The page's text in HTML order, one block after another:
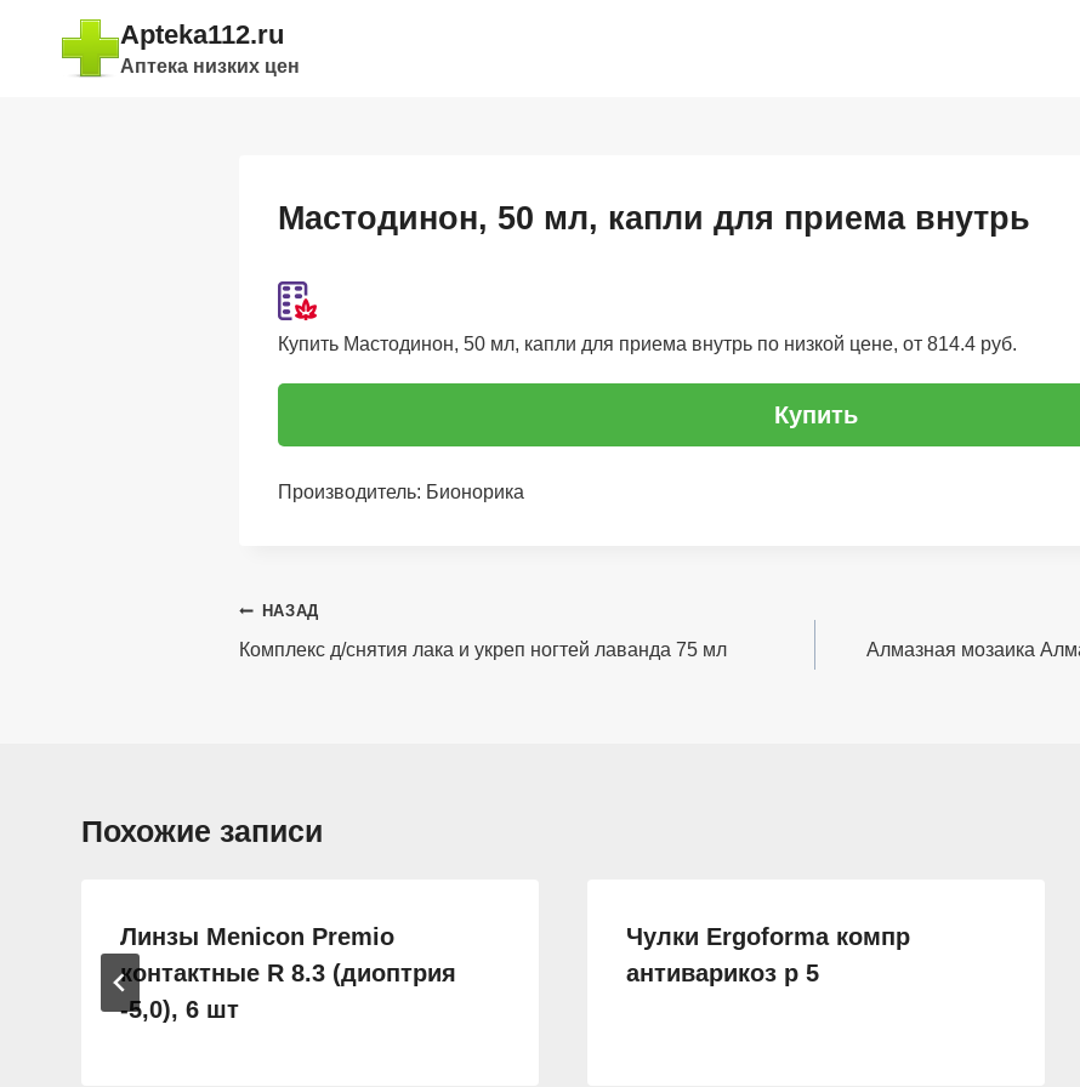
содержимому
Apteka112.ru
Аптека низких цен
Мастодинон, 50 мл, капли для приема внутрь
Купить Мастодинон, 50 мл, капли для приема внутрь по низкой цене, от 814.4 руб.
Купить
Производитель: Бионорика
Навигация
по
НАЗАД
Комплекс д/снятия лака и укреп ногтей лаванда 75 мл
Алмазная мозаика
Похожие записи
Линзы Menicon Premio
контактные R 8.3 (диоптрия
-5,0), 6 шт
Чулки Ergoforma компр
антиварикоз р 5